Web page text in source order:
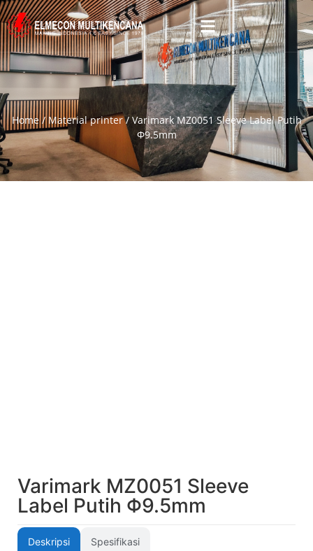
Home/Material printer/ Varimark MZ0051 Sleeve Label Putih
Φ9.5mm
Varimark MZ0051 Sleeve
Label Putih Φ9.5mm
Deskripsi Spesifikasi